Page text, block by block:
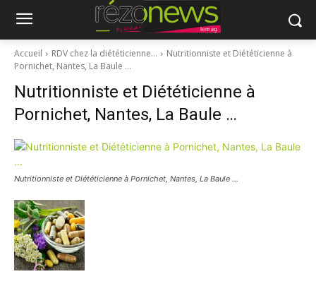
Accueil RDV chez la diététicienne…
Nutritionniste et Diététicienne à
Pornichet, Nantes, La Baule …
Nutritionniste et Diététicienne à
Pornichet, Nantes, La Baule …
Nutritionniste et Diététicienne à Pornichet, Nantes, La Baule …